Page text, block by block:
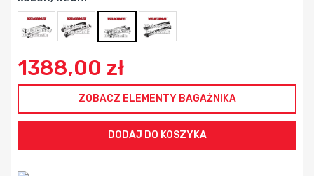
1388,00 zł
ZOBACZ ELEMENTY BAGAŻNIKA